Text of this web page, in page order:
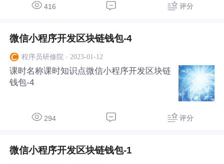
416 评分
微信小程序开发区块链钱包-4
程序员研修院 · 2023-01-12
课时名称课时知识点微信小程序开发区块链
钱包-4
294 评分
微信小程序开发区块链钱包-1